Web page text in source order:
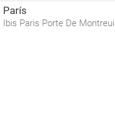
París
Ibis Paris Porte De Montreuil